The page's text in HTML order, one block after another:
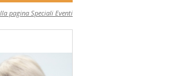
pagina Speciali Eventi